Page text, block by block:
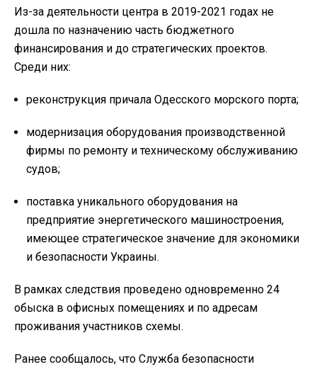
Из-за деятельности центра в 2019-2021 годах не
дошла по назначению часть бюджетного
финансирования и до стратегических проектов.
Среди них:
реконструкция причала Одесского морского порта;
модернизация оборудования производственной
фирмы по ремонту и техническому обслуживанию
судов;
поставка уникального оборудования на
предприятие энергетического машиностроения,
имеющее стратегическое значение для экономики
и безопасности Украины.
В рамках следствия проведено одновременно 24
обыска в офисных помещениях и по адресам
проживания участников схемы.
Ранее сообщалось, что Служба безопасности